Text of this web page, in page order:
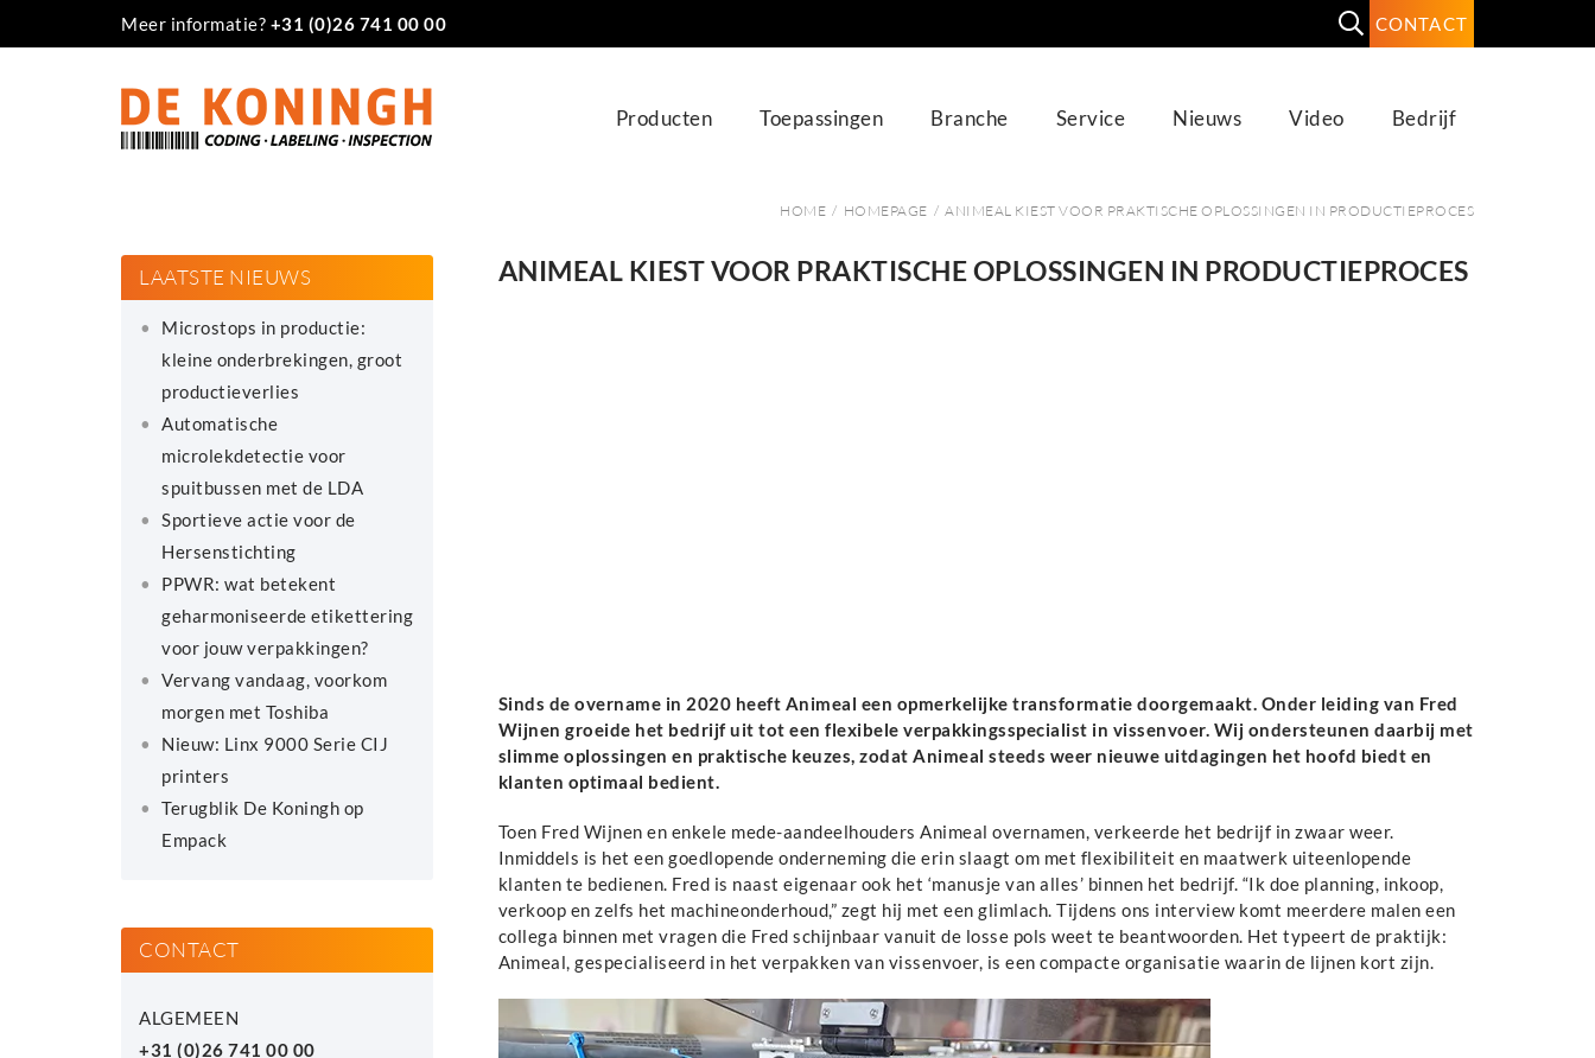
Meer informatie? +31 (0)26 741 00 00 CONTACT
Producten Toepassingen Branche Service Nieuws Video Bedrijf
HOME / HOMEPAGE / ANIMEAL KIEST VOOR PRAKTISCHE OPLOSSINGEN IN PRODUCTIEPROCES
LAATSTE NIEUWS
Microstops in productie:
kleine onderbrekingen, groot
productieverlies
Automatische
microlekdetectie voor
spuitbussen met de LDA
Sportieve actie voor de
Hersenstichting
PPWR: wat betekent
geharmoniseerde etikettering
voor jouw verpakkingen?
Vervang vandaag, voorkom
morgen met Toshiba
Nieuw: Linx 9000 Serie CIJ
printers
Terugblik De Koningh op
Empack
CONTACT
ALGEMEEN
+31 (0)26 741 00 00
ANIMEAL KIEST VOOR PRAKTISCHE OPLOSSINGEN IN PRODUCTIEPROCES
Sinds de overname in 2020 heeft Animeal een opmerkelijke transformatie doorgemaakt. Onder leiding van Fred
Wijnen groeide het bedrijf uit tot een flexibele verpakkingsspecialist in vissenvoer. Wij ondersteunen daarbij met
slimme oplossingen en praktische keuzes, zodat Animeal steeds weer nieuwe uitdagingen het hoofd biedt en
klanten optimaal bedient.
Toen Fred Wijnen en enkele mede-aandeelhouders Animeal overnamen, verkeerde het bedrijf in zwaar weer.
Inmiddels is het een goedlopende onderneming die erin slaagt om met flexibiliteit en maatwerk uiteenlopende
klanten te bedienen. Fred is naast eigenaar ook het ‘manusje van alles’ binnen het bedrijf. “Ik doe planning, inkoop,
verkoop en zelfs het machineonderhoud,” zegt hij met een glimlach. Tijdens ons interview komt meerdere malen een
collega binnen met vragen die Fred schijnbaar vanuit de losse pols weet te beantwoorden. Het typeert de praktijk:
Animeal, gespecialiseerd in het verpakken van vissenvoer, is een compacte organisatie waarin de lijnen kort zijn.